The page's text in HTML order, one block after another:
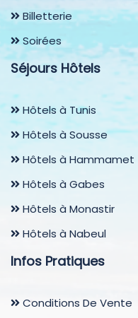
Billetterie
Soirées
Séjours Hôtels
Hôtels à Tunis
Hôtels à Sousse
Hôtels à Hammamet
Hôtels à Gabes
Hôtels à Monastir
Hôtels à Nabeul
Infos Pratiques
Conditions De Vente